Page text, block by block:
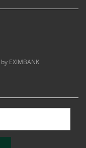
EXIMBANK